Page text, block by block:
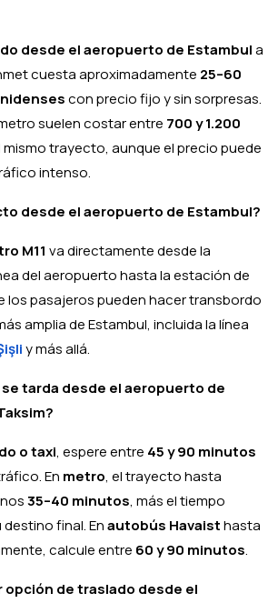
desde el aeropuerto de Estambula
cuesta aproximadamente 25–60
con precio fijo y sin sorpresas.
suelen costar entre 700 y 1.200
mismo trayecto, aunque el precio puede
intenso.
desde el aeropuerto de Estambul?
M11 va directamente desde la
del aeropuerto hasta la estación de
los pasajeros pueden hacer transbordo
amplia de Estambul, incluida la línea
y más allá.
tarda desde el aeropuerto de
o taxi, espere entre 45 y 90 minutos
En metro, el trayecto hasta
35–40 minutos, más el tiempo
final. Enautobús Havaisthasta
calcule entre 60 y 90 minutos.
opción de traslado desde el